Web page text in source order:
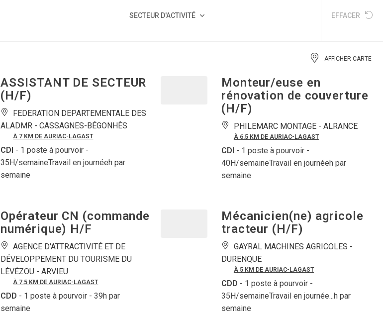
SECTEUR D'ACTIVITÉ EFFACER
AFFICHER CARTE
ASSISTANT DE SECTEUR
(H/F)
FEDERATION DEPARTEMENTALE DES
ALADMR -CASSAGNES-BÉGONHÈS
À 7 KM DE AURIAC-LAGAST
CDI - 1 poste à pourvoir -
35H/semaineTravail en journéeh par
semaine
Monteur/euse en
rénovation de couverture
(H/F)
PHILEMARC MONTAGE - ALRANCE
À 6.5 KM DE AURIAC-LAGAST
CDI - 1 poste à pourvoir -
40H/semaineTravail en journéeh par
semaine
Opérateur CN (commande
numérique) H/F
AGENCE D'ATTRACTIVITÉ ET DE
DÉVELOPPEMENT DU TOURISME DU
LÉVÉZOU -ARVIEU
À 7.5 KM DE AURIAC-LAGAST
CDD - 1 poste à pourvoir - 39h par
semaine
Mécanicien(ne) agricole
tracteur (H/F)
GAYRAL MACHINES AGRICOLES -
DURENQUE
À 5 KM DE AURIAC-LAGAST
CDD - 1 poste à pourvoir -
35H/semaineTravail en journée...h par
semaine